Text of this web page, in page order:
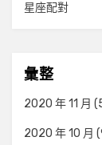
星座配對
彙整
2020 年 11 月
2020 年 10 月